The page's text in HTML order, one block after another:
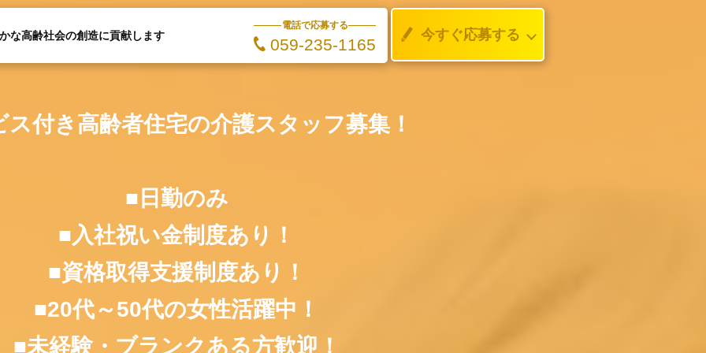
な高齢社会の創造に貢献します
電話で応募する
059-235-1165
今すぐ応募する
ス付き高齢者住宅の介護スタッフ募集！
■日勤のみ
■入社祝い金制度あり！
■資格取得支援制度あり！
■20代～50代の女性活躍中！
■未経験・ブランクある方歓迎！